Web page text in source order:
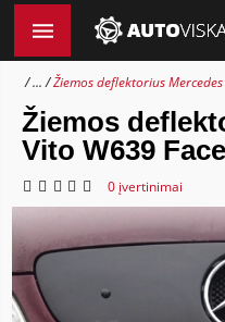
... Žiemos deflektorius
Žiemos
Vito W639
0 įvertinimai